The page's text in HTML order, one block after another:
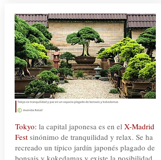
Tokyo: la capital japonesa es en el X-Madrid
Festsinónimo de tranquilidad y relax. Se ha
recreado un típico jardín japonés plagado de
bonsais y kokedamas y existe la posibilidad